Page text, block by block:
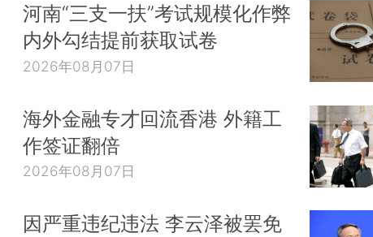
河南“三支一扶”考试规模化作弊
内外勾结提前获取试卷
2026年08月07日
海外金融专才回流香港 外籍工
作签证翻倍
2026年08月07日
因严重违纪违法 李云泽被罢免